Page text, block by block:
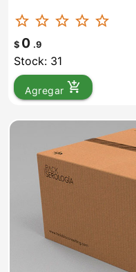
star_border star_border star_border star_border star_border
$ 0 .9
Stock: 31
Agregar add_shopping_cart